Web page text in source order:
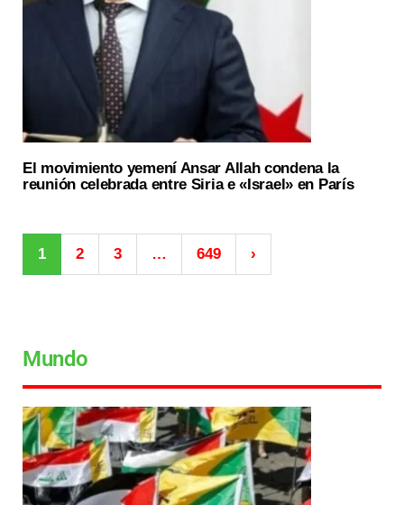
El movimiento yemení Ansar Allah condena la
reunión celebrada entre Siria e «Israel» en París
1 2 3 … 649 ›
Mundo